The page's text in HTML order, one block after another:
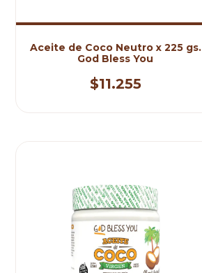
Aceite de Coco Neutro x 225 gs.
God Bless You
$11.255